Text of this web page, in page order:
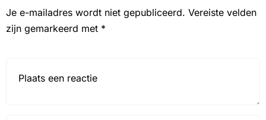
Je e-mailadres wordt niet gepubliceerd. Vereiste velden
zijn gemarkeerd met *